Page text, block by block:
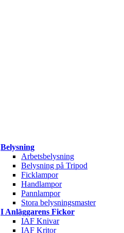
Belysning
Arbetsbelysning
Belysning på Tripod
Ficklampor
Handlampor
Pannlampor
Stora belysningsmaster
I Anläggarens Fickor
IAF Knivar
IAF Kritor